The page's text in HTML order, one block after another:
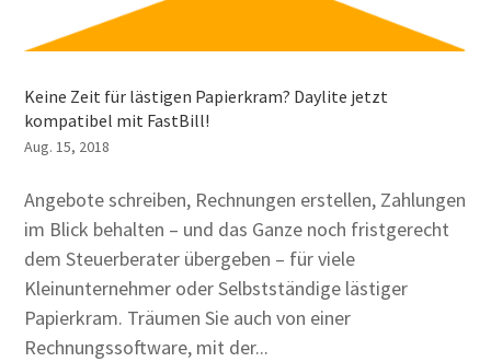
Keine Zeit für lästigen Papierkram? Daylite jetzt
kompatibel mit FastBill!
Aug. 15, 2018
Angebote schreiben, Rechnungen erstellen, Zahlungen
im Blick behalten – und das Ganze noch fristgerecht
dem Steuerberater übergeben – für viele
Kleinunternehmer oder Selbstständige lästiger
Papierkram. Träumen Sie auch von einer
Rechnungssoftware, mit der...